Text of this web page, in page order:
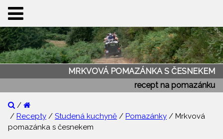
MRKVOVÁ POMAZÁNKA S ČESNEKEM
recept na pomazánku
/
/ Recepty / Studená kuchyně / Pomazánky / Mrkvová
pomazánka s česnekem